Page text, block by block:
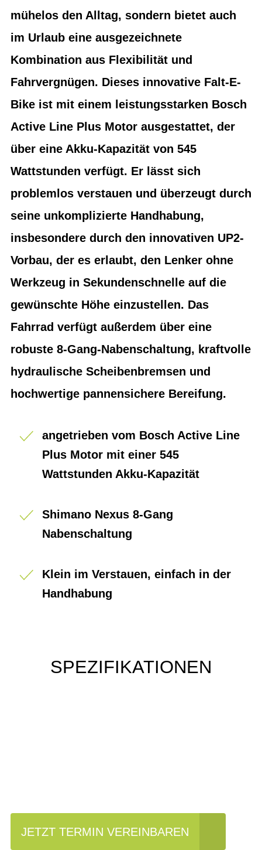
mühelos den Alltag, sondern bietet auch
im Urlaub eine ausgezeichnete
Kombination aus Flexibilität und
Fahrvergnügen. Dieses innovative Falt-E-
Bike ist mit einem leistungsstarken Bosch
Active Line Plus Motor ausgestattet, der
über eine Akku-Kapazität von 545
Wattstunden verfügt. Er lässt sich
problemlos verstauen und überzeugt durch
seine unkomplizierte Handhabung,
insbesondere durch den innovativen UP2-
Vorbau, der es erlaubt, den Lenker ohne
Werkzeug in Sekundenschnelle auf die
gewünschte Höhe einzustellen. Das
Fahrrad verfügt außerdem über eine
robuste 8-Gang-Nabenschaltung, kraftvolle
hydraulische Scheibenbremsen und
hochwertige pannensichere Bereifung.
angetrieben vom Bosch Active Line
Plus Motor mit einer 545
Wattstunden Akku-Kapazität
Shimano Nexus 8-Gang
Nabenschaltung
Klein im Verstauen, einfach in der
Handhabung
SPEZIFIKATIONEN
JETZT TERMIN VEREINBAREN